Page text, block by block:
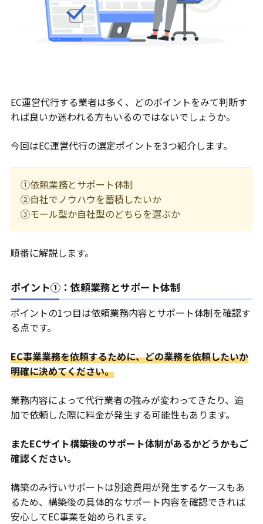
EC運営代行する業者は多く、どのポイントをみて判断す
れば良いか迷われる方もいるのではないでしょうか。
今回はEC運営代行の選定ポイントを3つ紹介します。
①依頼業務とサポート体制
②自社でノウハウを蓄積したいか
③モール型か自社型のどちらを選ぶか
順番に解説します。
ポイント①：依頼業務とサポート体制
ポイントの1つ目は依頼業務内容とサポート体制を確認す
る点です。
EC事業業務を依頼するために、どの業務を依頼したいか
明確に決めてください。
業務内容によって代行業者の強みが変わってきたり、追
加で依頼した際に料金が発生する可能性もあります。
またECサイト構築後のサポート体制があるかどうかもご
確認ください。
構築のみ行いサポートは別途費用が発生するケースもあ
るため、構築後の具体的なサポート内容を確認できれば
安心してEC事業を始められます。